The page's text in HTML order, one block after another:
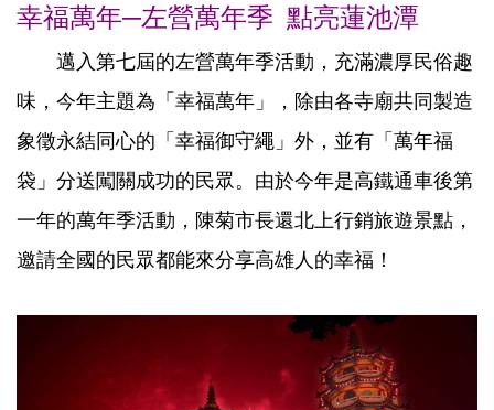
幸福萬年─左營萬年季 點亮蓮池潭
邁入第七屆的左營萬年季活動，充滿濃厚民俗趣
味，今年主題為「幸福萬年」，除由各寺廟共同製造
象徵永結同心的「幸福御守繩」外，並有「萬年福
袋」分送闖關成功的民眾。由於今年是高鐵通車後第
一年的萬年季活動，陳菊市長還北上行銷旅遊景點，
邀請全國的民眾都能來分享高雄人的幸福！